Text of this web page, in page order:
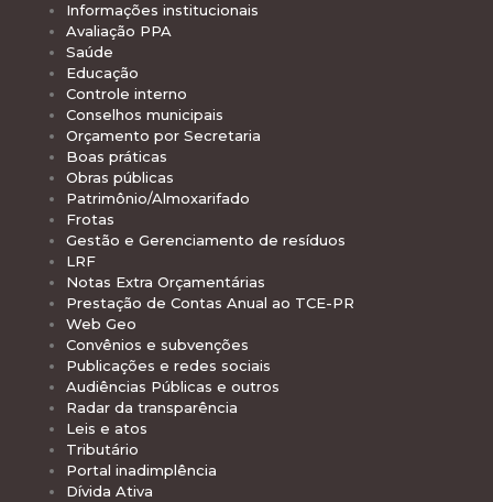
Informações institucionais
Avaliação PPA
Saúde
Educação
Controle interno
Conselhos municipais
Orçamento por Secretaria
Boas práticas
Obras públicas
Patrimônio/Almoxarifado
Frotas
Gestão e Gerenciamento de resíduos
LRF
Notas Extra Orçamentárias
Prestação de Contas Anual ao TCE-PR
Web Geo
Convênios e subvenções
Publicações e redes sociais
Audiências Públicas e outros
Radar da transparência
Leis e atos
Tributário
Portal inadimplência
Dívida Ativa